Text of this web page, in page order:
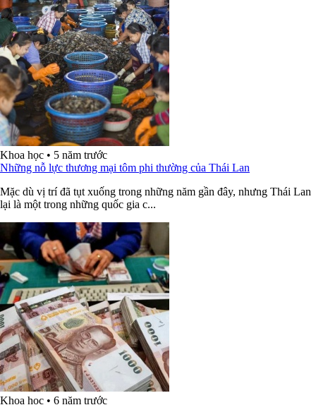
Khoa học • 5 năm trước
Những nỗ lực thương mại tôm phi thường của Thái Lan
Mặc dù vị trí đã tụt xuống trong những năm gần đây, nhưng Thái Lan
lại là một trong những quốc gia c...
Khoa học • 6 năm trước